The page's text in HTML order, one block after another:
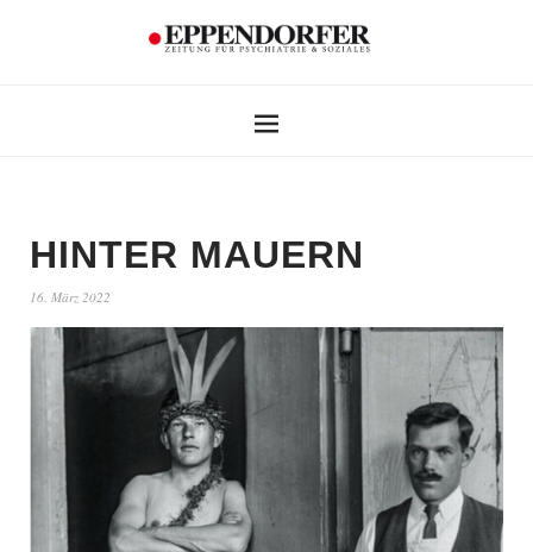
HINTER MAUERN
16. März 2022